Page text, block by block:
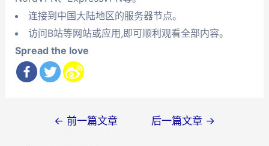
连接到中国大陆地区的服务器节点。
访问B站等网站或应用,即可顺利观看全部内容。
Spread the love
← 前一篇文章 后一篇文章 →